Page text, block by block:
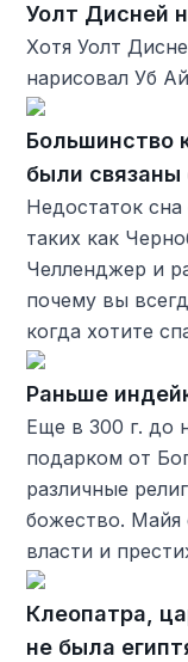
Уолт Дисней
Хотя Уолт
нарисовал Уб
Большинство
были
Недостаток
таких как
Челленджер и
почему вы
когда хотите
Раньше
Еще в 300 г. до
подарком от
различные
божество. Майя
власти и
Клеопатра,
не была